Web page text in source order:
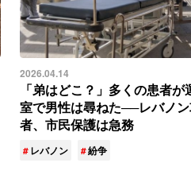
2026.04.14
「弟はどこ？」多くの患者
室で男性は尋ねた──レバノ
者、市民保護は急務
レバノン 紛争